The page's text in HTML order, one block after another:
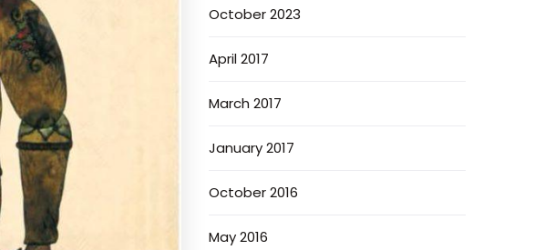
October 2023
April 2017
March 2017
January 2017
October 2016
May 2016